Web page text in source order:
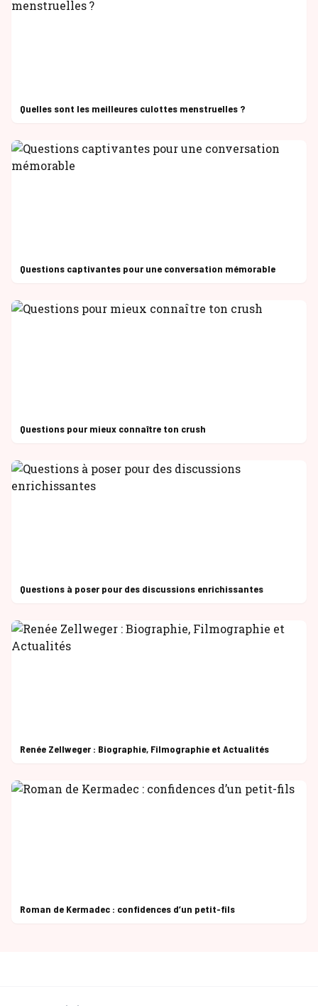
Quelles sont les meilleures culottes menstruelles ?
Questions captivantes pour une conversation mémorable
Questions pour mieux connaître ton crush
Questions à poser pour des discussions enrichissantes
Renée Zellweger : Biographie, Filmographie et Actualités
Roman de Kermadec : confidences d’un petit-fils